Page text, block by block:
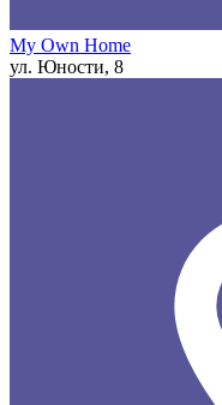
My Own Home
ул. Юности, 8